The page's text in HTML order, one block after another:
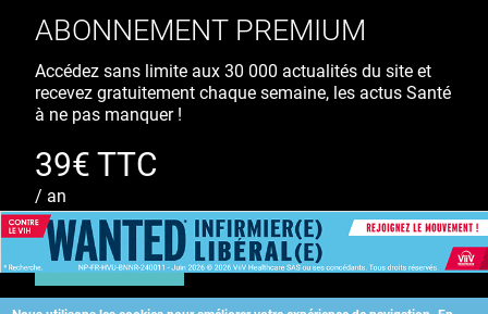
ABONNEMENT PREMIUM
Accédez sans limite aux 30 000 actualités du site et
recevez gratuitement chaque semaine, les actus Santé
à ne pas manquer !
39€ TTC
/ an
S'ABONNER